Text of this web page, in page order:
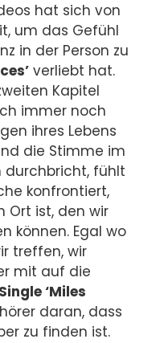
hat sich von
um das Gefühl
in der Person zu
verliebt hat.
Kapitel
immer noch
ihres Lebens
die Stimme im
durchbricht, fühlt
konfrontiert,
Ort ist, den wir
können. Egal wo
treffen, wir
mit auf die
‘Miles
daran, dass
zu finden ist.